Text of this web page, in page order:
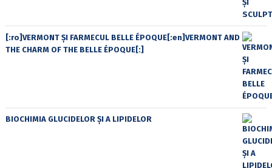
[:ro]VERMONT ȘI FARMECUL BELLE ÉPOQUE[:en]VERMONT AND
THE CHARM OF THE BELLE ÉPOQUE[:]
BIOCHIMIA GLUCIDELOR ȘI A LIPIDELOR